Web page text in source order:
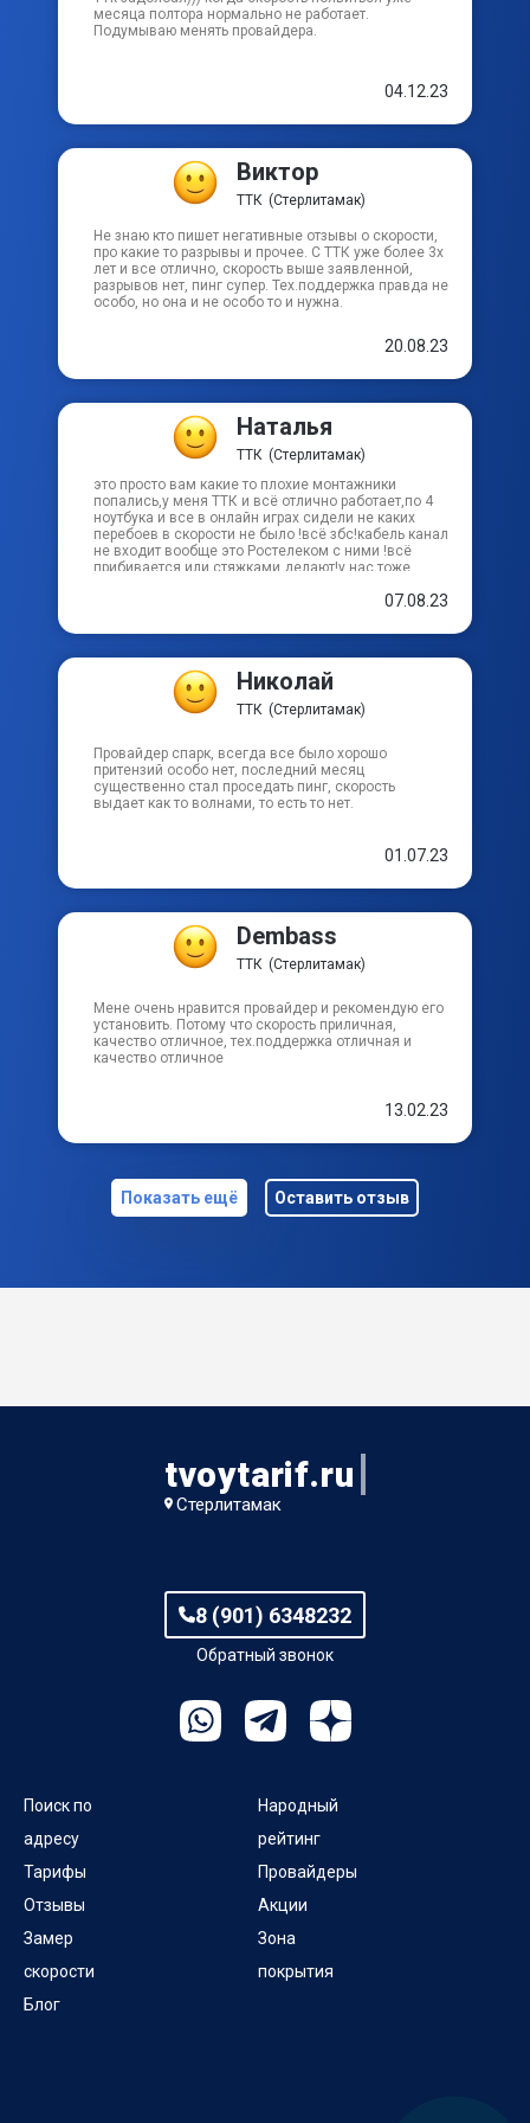
пер Герцена
месяца полтора нормально не работает.
Подумываю менять провайдера.
04.12.23
Виктор
ТТК (Стерлитамак)
Не знаю кто пишет негативные отзывы о скорости,
про какие то разрывы и прочее. С ТТК уже более 3х
лет и все отлично, скорость выше заявленной,
разрывов нет, пинг супер. Тех.поддержка правда не
особо, но она и не особо то и нужна.
20.08.23
Наталья
ТТК (Стерлитамак)
это просто вам какие то плохие монтажники
попались,у меня ТТК и всё отлично работает,по 4
ноутбука и все в онлайн играх сидели не каких
перебоев в скорости не было !всё збс!кабель канал
не входит вообще это Ростелеком с ними !всё
прибивается или стяжками делают!у нас тоже
без всяких проблем сидим!в ттк круглосуточная тех
время вам всё исправят!!!
07.08.23
Николай
ТТК (Стерлитамак)
Провайдер спарк, всегда все было хорошо
притензий особо нет, последний месяц
существенно стал проседать пинг, скорость
выдает как то волнами, то есть то нет.
01.07.23
Dembass
ТТК (Стерлитамак)
Мене очень нравится провайдер и рекомендую его
установить. Потому что скорость приличная,
качество отличное, тех.поддержка отличная и
качество отличное
13.02.23
Показать ещё Оставить отзыв
tvoytarif.ru
Стерлитамак
8 (901) 6348232
Обратный звонок
Поиск по
адресу
Тарифы
Отзывы
Замер
скорости
Блог
Народный
рейтинг
Провайдеры
Акции
Зона
покрытия